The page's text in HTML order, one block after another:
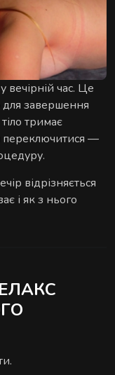
вечірній час. Це
завершення
тримає
переключитися —
відрізняється
і як з нього
й у комфорті